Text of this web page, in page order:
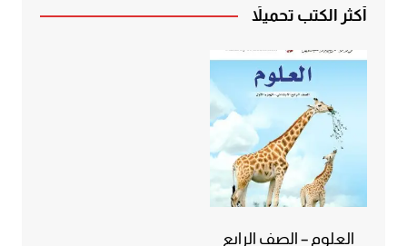
أكثر الكتب تحميلاً
العلوم – الصف الرابع